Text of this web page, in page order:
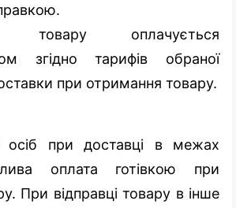
товару оплачується
згідно тарифів обраної
при отримання товару.
осіб при доставці в межах
оплата готівкою при
При відправці товару в інше